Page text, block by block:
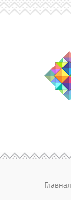
Главная